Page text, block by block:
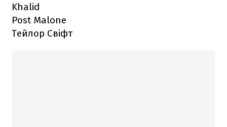
Khalid
Post Malone
Тейлор Свіфт